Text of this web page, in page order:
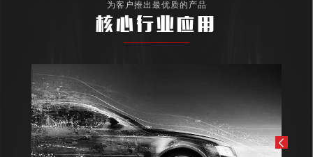
为客户推出最优质的产品
核心行业应用